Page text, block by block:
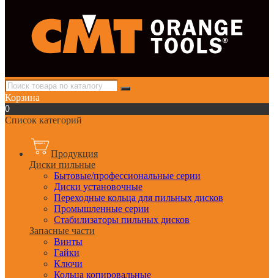
Корзина
0
Список категорий
Продукция
Диски пильные
Бытовые/профессиональные серии
Диски установочные
Переходные кольца для пильных дисков
Промышленные серии
Стабилизаторы пильных дисков
Запасные части
Винты
Гайки
Ключи
Кольца копировальные